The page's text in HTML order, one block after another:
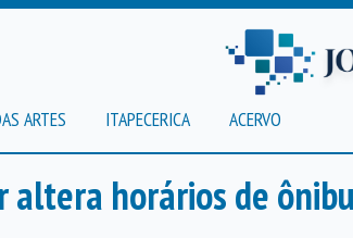
ARTES ITAPECERICA ACERVO
altera horários de